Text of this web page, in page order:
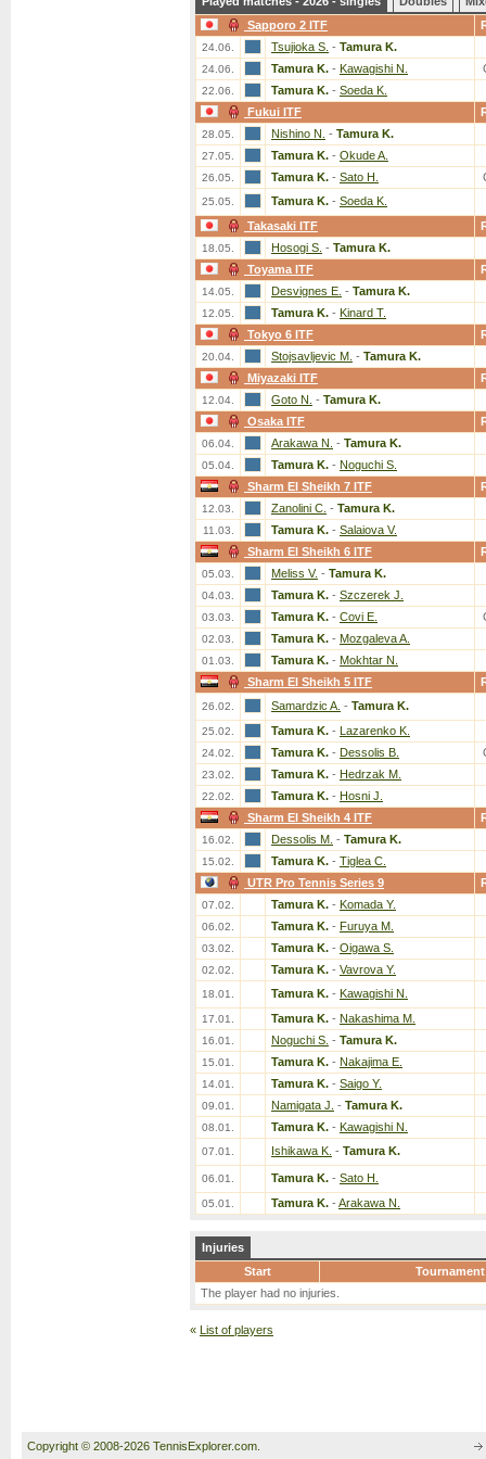
Sapporo 2 ITF
24.06. Tsujioka S. - Tamura K.
24.06. Tamura K. - Kawagishi N.
22.06. Tamura K. - Soeda K.
Fukui ITF
28.05. Nishino N. - Tamura K.
27.05. Tamura K. - Okude A.
26.05. Tamura K. - Sato H.
25.05. Tamura K. - Soeda K.
Takasaki ITF
18.05. Hosogi S. - Tamura K.
Toyama ITF
14.05. Desvignes E. - Tamura K.
12.05. Tamura K. - Kinard T.
Tokyo 6 ITF
20.04. Stojsavljevic M. - Tamura K.
Miyazaki ITF
12.04. Goto N. - Tamura K.
Osaka ITF
06.04. Arakawa N. - Tamura K.
05.04. Tamura K. - Noguchi S.
Sharm El Sheikh 7 ITF
12.03. Zanolini C. - Tamura K.
11.03. Tamura K. - Salaiova V.
Sharm El Sheikh 6 ITF
05.03. Meliss V. - Tamura K.
04.03. Tamura K. - Szczerek J.
03.03. Tamura K. - Covi E.
02.03. Tamura K. - Mozgaleva A.
01.03. Tamura K. - Mokhtar N.
Sharm El Sheikh 5 ITF
26.02. Samardzic A. - Tamura K.
25.02. Tamura K. - Lazarenko K.
24.02. Tamura K. - Dessolis B.
23.02. Tamura K. - Hedrzak M.
22.02. Tamura K. - Hosni J.
Sharm El Sheikh 4 ITF
16.02. Dessolis M. - Tamura K.
15.02. Tamura K. - Tiglea C.
UTR Pro Tennis Series 9
07.02. Tamura K. - Komada Y.
06.02. Tamura K. - Furuya M.
03.02. Tamura K. - Oigawa S.
02.02. Tamura K. - Vavrova Y.
18.01. Tamura K. - Kawagishi N.
17.01. Tamura K. - Nakashima M.
16.01. Noguchi S. - Tamura K.
15.01. Tamura K. - Nakajima E.
14.01. Tamura K. - Saigo Y.
09.01. Namigata J. - Tamura K.
08.01. Tamura K. - Kawagishi N.
07.01. Ishikawa K. - Tamura K.
06.01. Tamura K. - Sato H.
05.01. Tamura K. - Arakawa N.
Injuries
Start
Tournament
The player had no injuries.
« List of players
Copyright © 2008-2026 TennisExplorer.com.